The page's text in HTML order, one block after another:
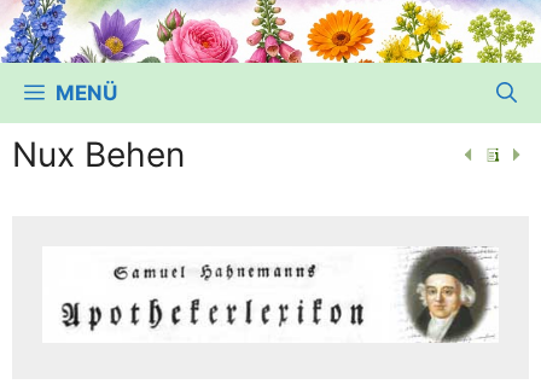
MENÜ
Nux Behen